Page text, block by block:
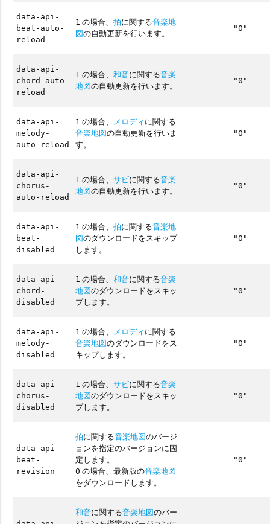
data-api-
beat-auto-
reload
1 の場合、拍に関する音楽地
図の自動更新を行います。
"0"
data-api-
chord-auto-
reload
1 の場合、和音に関する音楽
地図の自動更新を行います。
"0"
data-api-
melody-
auto-reload
1 の場合、 メロディに関する
音楽地図の自動更新を行いま
す。
"0"
data-api-
chorus-
auto-reload
1 の場合、サビに関する音楽
地図の自動更新を行います。
"0"
data-api-
beat-
disabled
1 の場合、拍に関する音楽地
図のダウンロードをスキップ
します。
"0"
data-api-
chord-
disabled
1 の場合、和音に関する音楽
地図のダウンロードをスキッ
プします。
"0"
data-api-
melody-
disabled
1 の場合、 メロディに関する
音楽地図のダウンロードをス
キップします。
"0"
data-api-
chorus-
disabled
1 の場合、サビに関する音楽
地図のダウンロードをスキッ
プします。
"0"
data-api-
beat-
revision
拍に関する音楽地図のバージ
ョンを指定のバージョンに固
定します。
0 の場合、最新版の音楽地図
をダウンロードします。
"0"
和音に関する音楽地図のバー